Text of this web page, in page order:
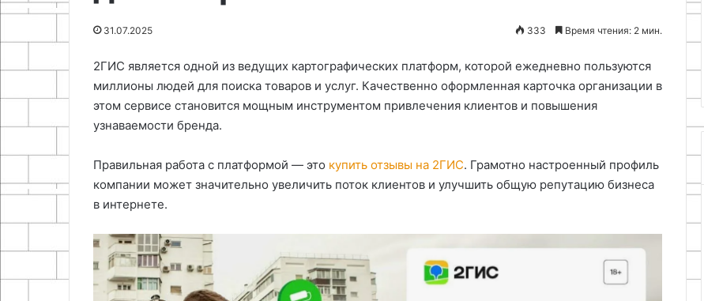
31.07.2025 333 Время чтения: 2 мин.
2ГИС является одной из ведущих картографических платформ, которой ежедневно пользуются
миллионы людей для поиска товаров и услуг. Качественно оформленная карточка организации в
этом сервисе становится мощным инструментом привлечения клиентов и повышения
узнаваемости бренда.
Правильная работа с платформой — это купить отзывы на 2ГИС. Грамотно настроенный профиль
компании может значительно увеличить поток клиентов и улучшить общую репутацию бизнеса
в интернете.
Как сделать световой меч
своими руками на Ардуино
дверь
межкомнатную дверь
25.06.2024
Как проточить тормозной диск
без токарного станка